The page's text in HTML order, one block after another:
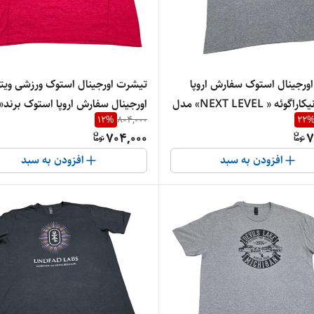
استوک سفارش اروپا
ساخت نیکاراگوئه « NEXT LEVEL» مدل
22%
افزودن به سبد
تیشرت اورجینال استوک ورزشی
اورجینال سفارش اروپا استوک برند«
استر درجه‌یک
804,000
12%
704,000
افزودن به سبد